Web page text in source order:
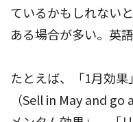
ているかもしれない
ある場合が多い。英
たとえば、「1月効果
（Sell in May and